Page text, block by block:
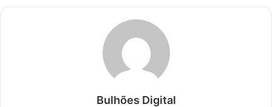
Bulhões Digital